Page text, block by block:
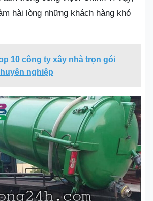
hài lòng những khách hàng khó
10 công ty xây nhà trọn gói
nghiệp